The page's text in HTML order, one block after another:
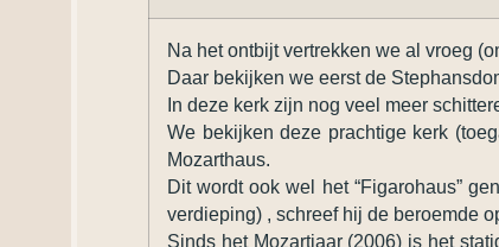
Na het ontbijt vertrekken we al vroeg
Daar bekijken we eerst de
In deze kerk zijn nog veel meer
We bekijken deze prachtige kerk
Mozarthaus.
Dit wordt ook wel het “Figarohaus”
verdieping) , schreef hij de beroemde
Sinds het Mozartjaar (2006) is het